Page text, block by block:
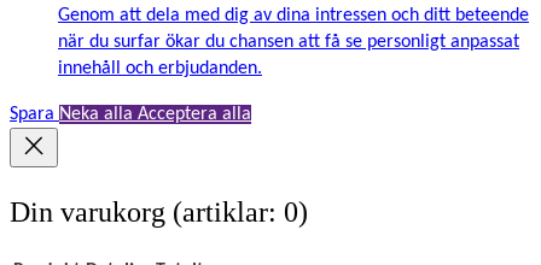
Genom att dela med dig av dina intressen och ditt beteende
när du surfar ökar du chansen att få se personligt anpassat
innehåll och erbjudanden.
Spara Neka alla Acceptera alla
Din varukorg (artiklar: 0)